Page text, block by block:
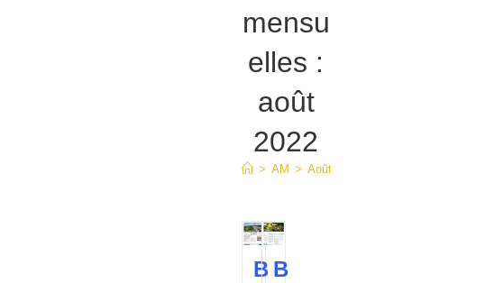
mensu
elles :
août
2022
> AM > Août
B B